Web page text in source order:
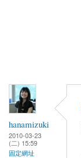
hanamizuki
2010-03-23
(二) 15:59
固定網址